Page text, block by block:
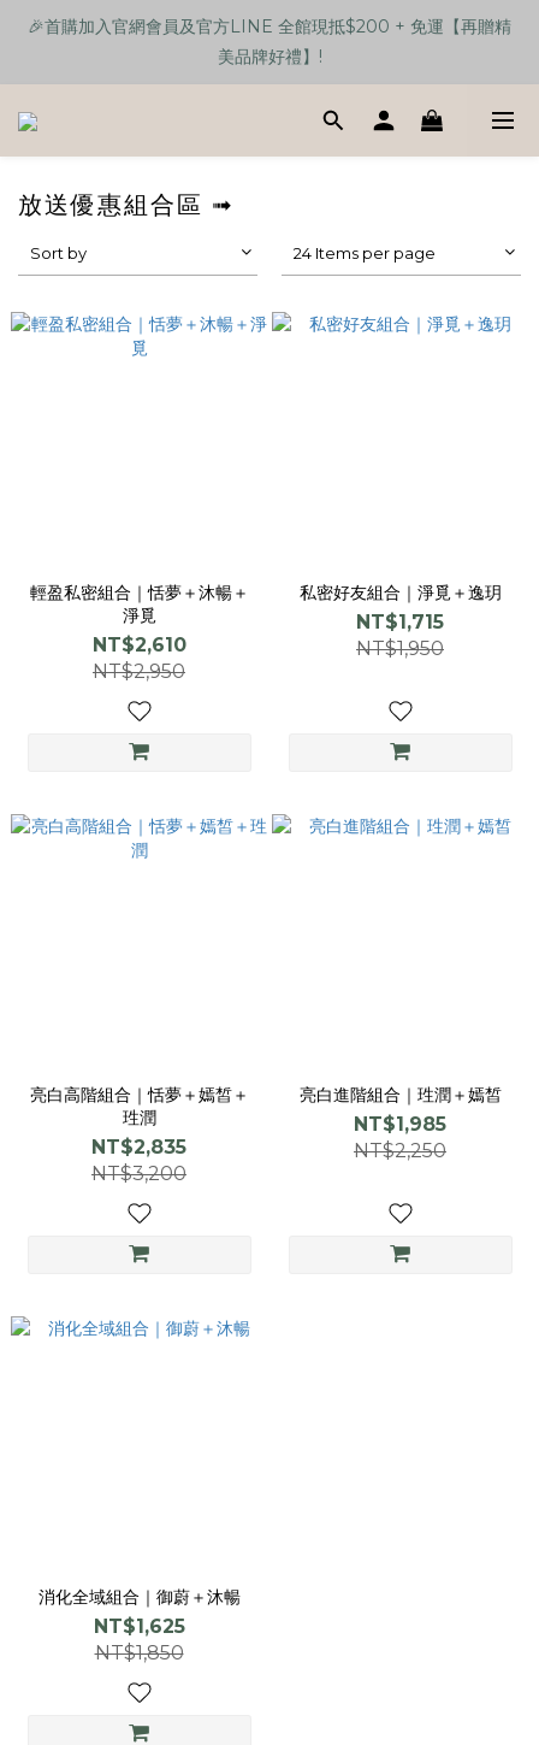
🎉首購加入官網會員及官方LINE 全館現抵$200 + 免運【再贈精
美品牌好禮】!
🎉首購加入官網會員及官方LINE 全館現抵$200 + 免運【再贈精
美品牌好禮】!
【任選單品3樣】贈送 品牌馬卡龍色手機支架伸縮三合一數據線💕
美品牌好禮】!
放送優惠組合區 ➟
Sort by 24 Items per page
輕盈私密組合｜恬夢＋沐暢＋
淨覓
NT$2,610
NT$2,950
私密好友組合｜淨覓＋逸玥
NT$1,715
NT$1,950
亮白高階組合｜恬夢＋嫣皙＋
珄潤
NT$2,835
NT$3,200
亮白進階組合｜珄潤＋嫣皙
NT$1,985
NT$2,250
消化全域組合｜御蔚＋沐暢
NT$1,625
NT$1,850